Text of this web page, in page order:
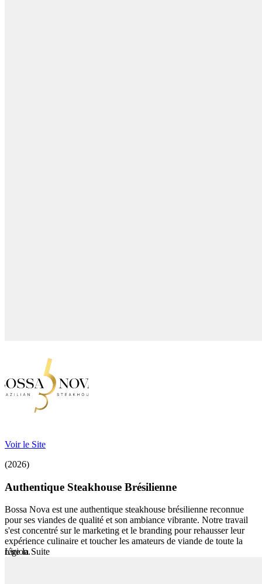
Voir le Site
(2026)
Authentique Steakhouse Brésilienne
Bossa Nova est une authentique steakhouse brésilienne reconnue
pour ses viandes de qualité et son ambiance vibrante. Notre travail
s'est concentré sur le marketing et le branding pour rehausser leur
expérience culinaire et toucher les amateurs de viande de toute la
région.
Lire la Suite